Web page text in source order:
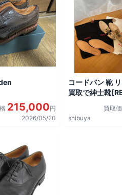
215,000円
2026/05/20
コードバン 靴
買取で紳士靴
買取
shibuya